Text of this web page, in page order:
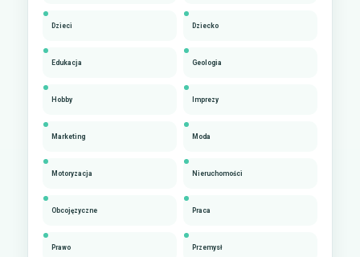
Dzieci Dziecko
Edukacja Geologia
Hobby Imprezy
Marketing Moda
Motoryzacja Nieruchomości
Obcojęzyczne Praca
Prawo Przemysł